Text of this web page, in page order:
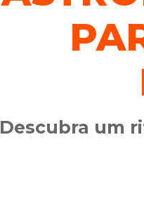
Descubra um